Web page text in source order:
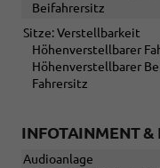
Beifahrersitz
Sitze: Verstellbarkeit
Höhenverstellbarer
Höhenverstellbarer
Fahrersitz
INFOTAINMENT
Audioanlage